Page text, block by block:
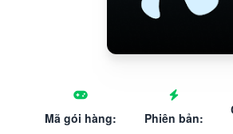
Mã gói hàng: Phiên bản: